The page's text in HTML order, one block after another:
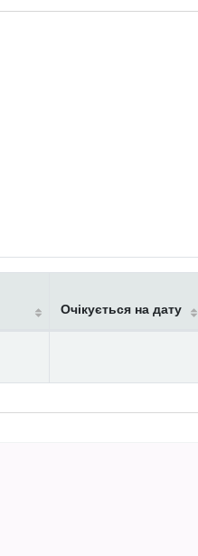
Очікується на дату